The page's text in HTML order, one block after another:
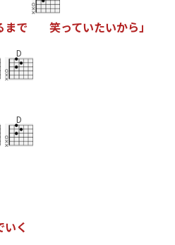
まで 笑っていたいから 」
D
D
いく